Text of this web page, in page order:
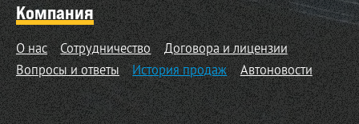
Компания
О нас Сотрудничество
Договора и лицензии
Вопросы и ответы
История продаж Автоновости